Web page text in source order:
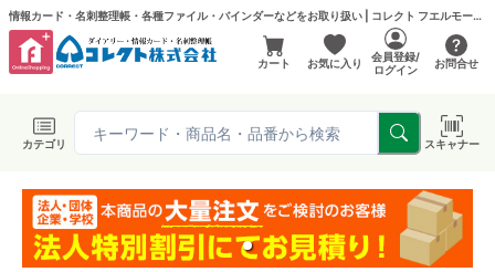
情報カード・名刺整理帳・各種ファイル・バインダーなどをお取り扱い | コレクト フエルモール店
カート お気に入り
会員登録/
ログイン
お問合せ
カテゴリ スキャナー